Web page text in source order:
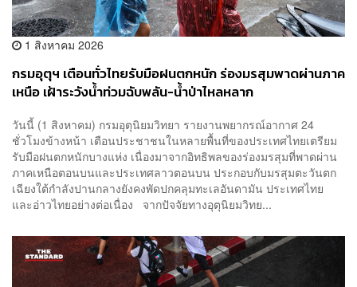
1 สิงหาคม 2026
กรมอุตุฯ เตือนทั่วไทยรับมือฝนตกหนัก ร่องมรสุมพาดผ่านภาค
เหนือ เฝ้าระวังน้ำท่วมฉับพลัน-น้ำป่าไหลหลาก
วันนี้ (1 สิงหาคม) กรมอุตุนิยมวิทยา รายงานพยากรณ์อากาศ 24
ชั่วโมงข้างหน้า เตือนประชาชนในหลายพื้นที่ของประเทศไทยเตรียม
รับมือฝนตกหนักบางแห่ง เนื่องมาจากอิทธิพลของร่องมรสุมที่พาดผ่าน
ภาคเหนือตอนบนและประเทศลาวตอนบน ประกอบกับมรสุมตะวันตก
เฉียงใต้กำลังปานกลางยังคงพัดปกคลุมทะเลอันดามัน ประเทศไทย
และอ่าวไทยอย่างต่อเนื่อง จากปัจจัยทางอุตุนิยมวิทย...